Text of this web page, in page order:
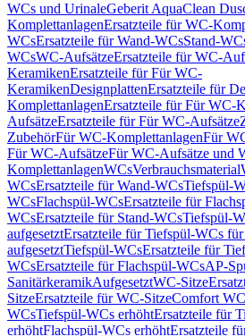
WCs und UrinaleGeberit AquaClean
KomplettanlagenErsatzteile für WC-
WCsErsatzteile für Wand-WCsStand-
WCsWC-AufsätzeErsatzteile für WC-
KeramikenErsatzteile für Für WC-
KeramikenDesignplattenErsatzteile für
KomplettanlagenErsatzteile für Für WC-
AufsätzeErsatzteile für Für WC-Aufsätze
ZubehörFür WC-KomplettanlagenFür
Für WC-AufsätzeFür WC-Aufsätze und
KomplettanlagenWCsVerbrauchsmaterial
WCsErsatzteile für Wand-WCsTiefspül-
WCsFlachspül-WCsErsatzteile für
WCsErsatzteile für Stand-WCsTiefspül-
aufgesetztErsatzteile für Tiefspül-WCs
aufgesetztTiefspül-WCsErsatzteile für
WCsErsatzteile für Flachspül-WCsAP-
SanitärkeramikAufgesetztWC-Sitze
SitzeErsatzteile für WC-SitzeComfort
WCsTiefspül-WCs erhöhtErsatzteile für
erhöhtFlachspül-WCs erhöhtErsatzteile